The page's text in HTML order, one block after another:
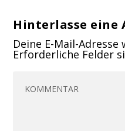
Hinterlasse eine
Deine E-Mail-
Erforderliche Felder